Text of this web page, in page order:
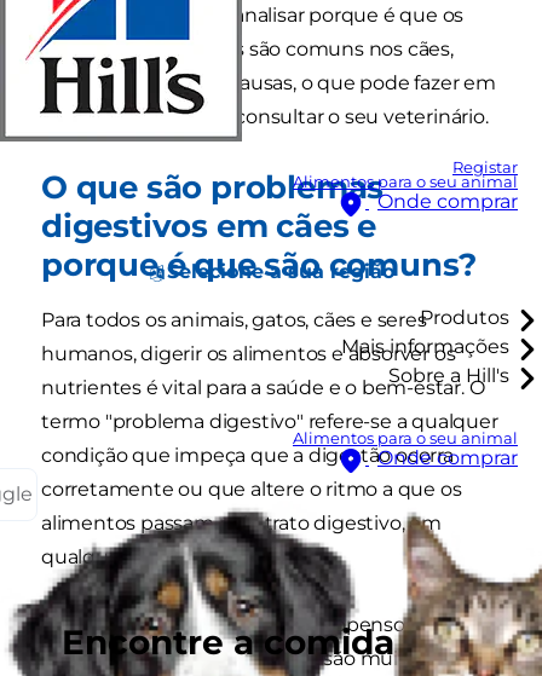
Registar
Alimentos para o seu animal
Onde comprar
Selecione a sua região
Produtos
Mais informações
Sobre a Hill's
Alimentos para o seu animal
Onde comprar
Encontre a comida
Neste artigo, vamos analisar porque é que os
problemas digestivos são comuns nos cães,
quais podem ser as causas, o que pode fazer em
casa e quando deve consultar o seu veterinário.
O que são problemas
digestivos em cães e
porque é que são comuns?
Para todos os animais, gatos, cães e seres
humanos, digerir os alimentos e absorver os
nutrientes é vital para a saúde e o bem-estar. O
termo "problema digestivo" refere-se a qualquer
condição que impeça que a digestão ocorra
corretamente ou que altere o ritmo a que os
alimentos passam pelo trato digestivo, em
qualquer direção!.
Os cães são particularmente propensos a
problemas digestivos porque são muito bons a